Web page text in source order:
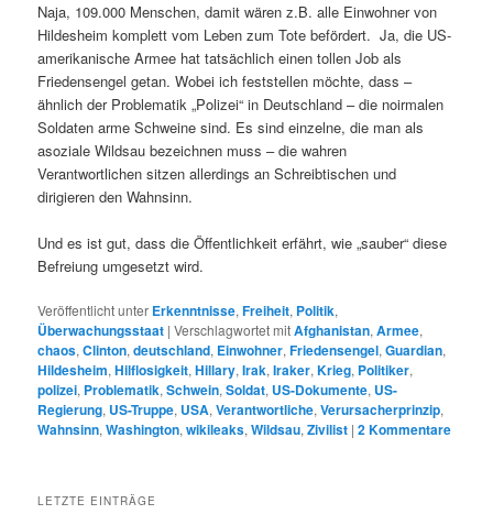
Naja, 109.000 Menschen, damit wären z.B. alle Einwohner von
Hildesheim komplett vom Leben zum Tote befördert. Ja, die US-
amerikanische Armee hat tatsächlich einen tollen Job als
Friedensengel getan. Wobei ich feststellen möchte, dass –
ähnlich der Problematik „Polizei“ in Deutschland – die noirmalen
Soldaten arme Schweine sind. Es sind einzelne, die man als
asoziale Wildsau bezeichnen muss – die wahren
Verantwortlichen sitzen allerdings an Schreibtischen und
dirigieren den Wahnsinn.
Und es ist gut, dass die Öffentlichkeit erfährt, wie „sauber“ diese
Befreiung umgesetzt wird.
Veröffentlicht unter Erkenntnisse,Freiheit, Politik,
Überwachungsstaat |Verschlagwortet mitAfghanistan,Armee,
chaos,Clinton,deutschland, Einwohner,Friedensengel,Guardian,
Hildesheim,Hilflosigkeit,Hillary,Irak,Iraker,Krieg, Politiker,
polizei, Problematik,Schwein,Soldat, US-Dokumente, US-
Regierung, US-Truppe, USA,Verantwortliche,Verursacherprinzip,
Wahnsinn,Washington,wikileaks,Wildsau,Zivilist |2Kommentare
LETZTE EINTRÄGE